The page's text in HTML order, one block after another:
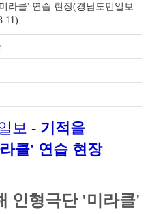
라클' 연습 현장(경남도민일보
보 - 기적을
클' 연습 현장
인형극단 '미라클'